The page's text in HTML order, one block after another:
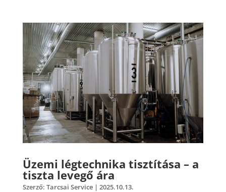
Üzemi légtechnika tisztítása – a
tiszta levegő ára
Szerző: Tarcsai Service| 2025.10.13.